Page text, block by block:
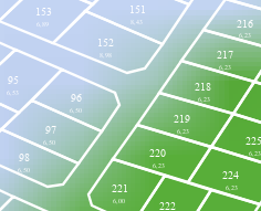
6,53
95
6,50
96
6,50
97
6,50
98
6,89
153
8,98
152
8,43
151
6,23
216
6,23
217
6,23
218
6,23
219
6,23
220
6,00
221
222
6,23
224
6,23
225